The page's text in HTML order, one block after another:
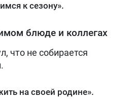
к сезону».
блюде и коллегах
что не собирается
на своей родине».